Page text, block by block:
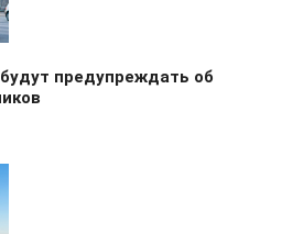
предупреждать об